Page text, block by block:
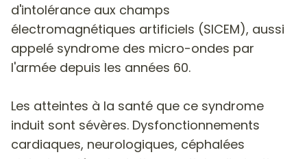
d'intolérance aux champs
électromagnétiques artificiels (SICEM), aussi
appelé syndrome des micro-ondes par
l'armée depuis les années 60.
Les atteintes à la santé que ce syndrome
induit sont sévères. Dysfonctionnements
cardiaques, neurologiques, céphalées